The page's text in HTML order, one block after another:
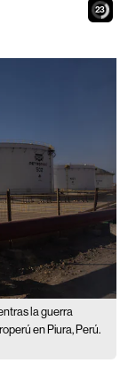
21
la guerra
en Piura, Perú.